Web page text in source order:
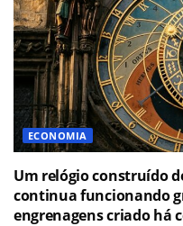
ECONOMIA
Um relógio construído
continua funcionando
engrenagens criado há